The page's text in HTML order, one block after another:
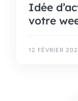
Idée
votre
12 FÉVRIER